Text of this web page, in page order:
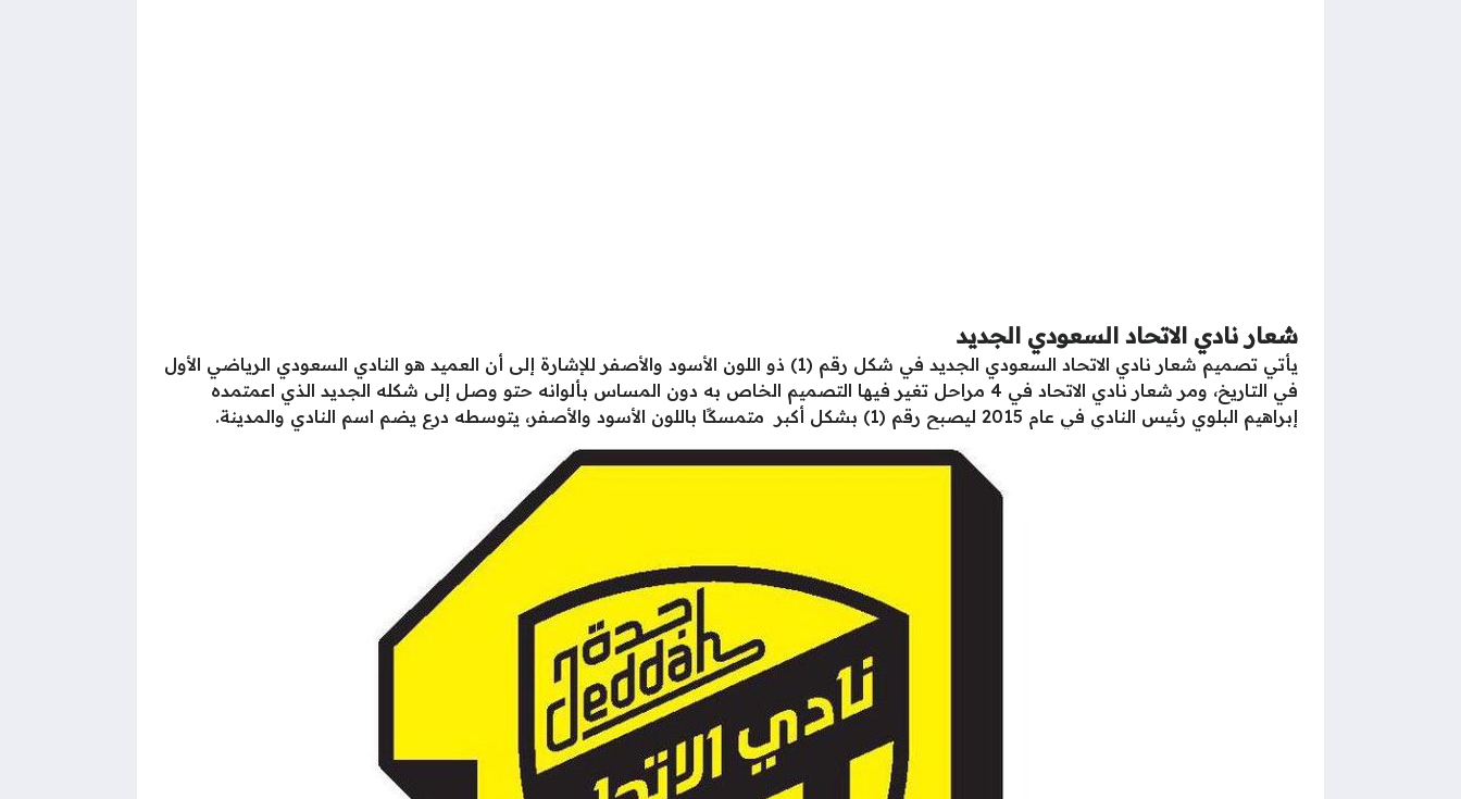
شعار نادي الاتحاد السعودي الجديد
يأتي تصميم شعار نادي الاتحاد السعودي الجديد في شكل رقم (1) ذو اللون الأسود والأصفر للإشارة إلى أن العميد هو النادي السعودي الرياضي الأول
في التاريخ، ومر شعار نادي الاتحاد في 4 مراحل تغير فيها التصميم الخاص به دون المساس بألوانه حتو وصل إلى شكله الجديد الذي اعمتمده
إبراهيم البلوي رئيس النادي في عام 2015 ليصبح رقم (1) بشكل أكبر متمسكًا باللون الأسود والأصفر، يتوسطه درع يضم اسم النادي والمدينة.